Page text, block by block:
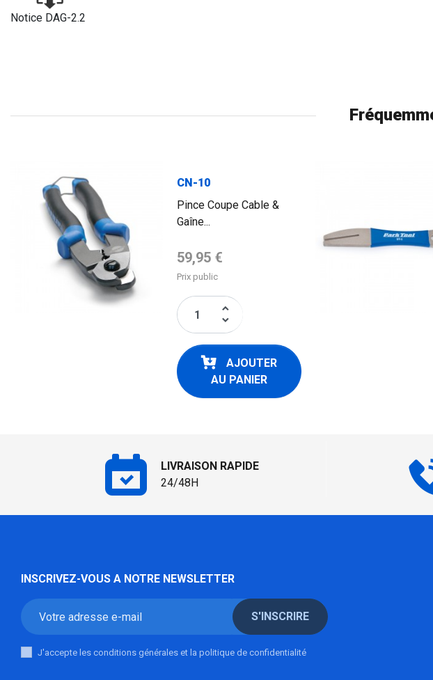
Notice DAG-2.2
CN-10
Pince Coupe Cable &
Gaîne...
Prix de base
59,95 €
Prix public
keyboard_arrow_up
keyboard_arrow_down
AJOUTER
AU PANIER
LIVRAISON RAPIDE
24/48H
INSCRIVEZ-VOUS A NOTRE NEWSLETTER
S'INSCRIRE
J'accepte les conditions générales et la politique de confidentialité